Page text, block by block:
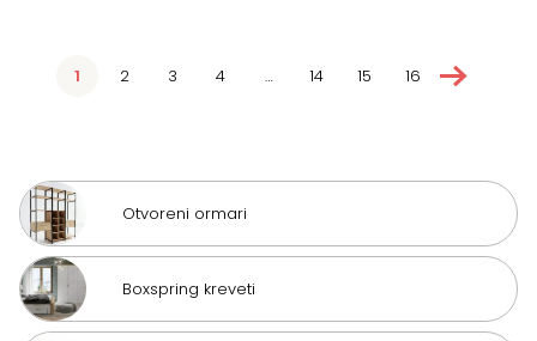
1 2 3 4 … 14 15 16→
Otvoreni ormari
Boxspring kreveti